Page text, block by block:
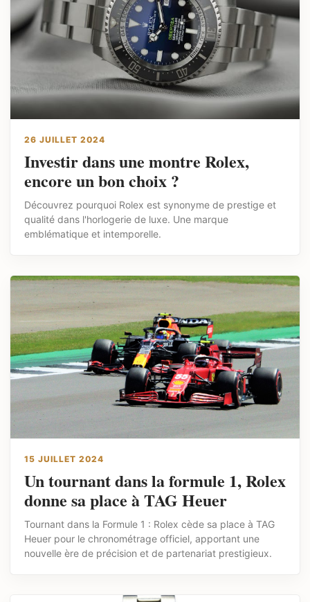
26 JUILLET 2024
Investir dans une montre Rolex,
encore un bon choix ?
Découvrez pourquoi Rolex est synonyme de prestige et
qualité dans l'horlogerie de luxe. Une marque
emblématique et intemporelle.
15 JUILLET 2024
Un tournant dans la formule 1, Rolex
donne sa place à TAG Heuer
Tournant dans la Formule 1 : Rolex cède sa place à TAG
Heuer pour le chronométrage officiel, apportant une
nouvelle ère de précision et de partenariat prestigieux.